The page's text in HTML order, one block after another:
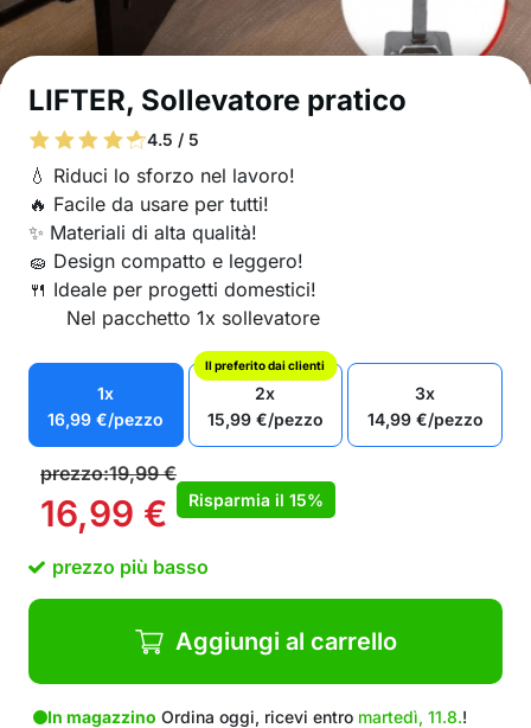
LIFTER, Sollevatore pratico
4.5 / 5
💧 Riduci lo sforzo nel lavoro!
🔥 Facile da usare per tutti!
✨ Materiali di alta qualità!
🧽 Design compatto e leggero!
🍴 Ideale per progetti domestici!
Nel pacchetto 1x sollevatore
1x
16,99€/pezzo
Il preferito dai clienti
2x
15,99 €/pezzo
3x
14,99 €/pezzo
prezzo:19,99€
16,99 € Risparmia il 15%
prezzo più basso
Aggiungi al carrello
In magazzino Ordina oggi, ricevi entro martedì, 11.8.!